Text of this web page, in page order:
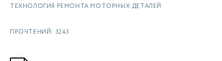
ТЕХНОЛОГИЯ РЕМОНТА МОТОРНЫХ ДЕТАЛЕЙ
ПРОЧТЕНИЙ: 3243